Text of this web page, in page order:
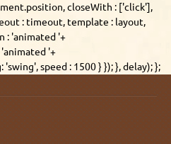
closeWith : ['click'],
: timeout, template : layout,
: 'animated '+
'+
speed : 1500 } }); }, delay); };